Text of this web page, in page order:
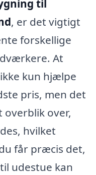
til
, er det vigtigt
forskellige
At
kun hjælpe
pris, men det
overblik over,
hvilket
får præcis det,
udestue kan